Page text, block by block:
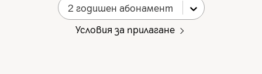
2 годишен абонамент
Условия за прилагане